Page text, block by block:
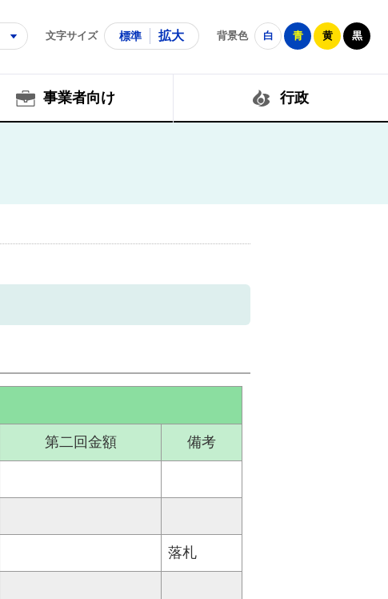
文字サイズ 標準 拡大 背景色 白 青 黄 黒
事業者向け 行政
第二回金額 備考
落札